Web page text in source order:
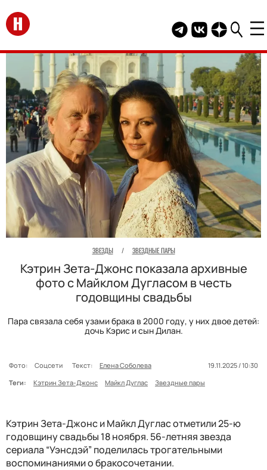
Перейти на главную
Telegram канал
Группа HELLO
Канал
ЗВЕЗДЫ / ЗВЕЗДНЫЕ ПАРЫ
Кэтрин Зета-Джонс показала архивные
фото с Майклом Дугласом в честь
годовщины свадьбы
Пара связала себя узами брака в 2000 году, у них двое детей:
дочь Кэрис и сын Дилан.
Фото: Соцсети Текст: Елена Соболева
19.11.2025 / 10:30
Теги:
Кэтрин Зета-Джонс Майкл Дуглас Звездные пары
Кэтрин Зета-Джонс и Майкл Дуглас отметили 25-ю
годовщину свадьбы 18 ноября. 56-летняя звезда
сериала “Уэнсдэй” поделилась трогательными
воспоминаниями о бракосочетании.